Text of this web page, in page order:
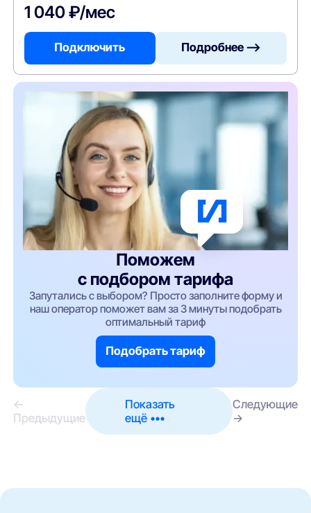
1 040 ₽/мес
Подключить Подробнее —>
Поможем
с подбором тарифа
Запутались с выбором? Просто заполните форму и
наш оператор поможет вам за 3 минуты подобрать
оптимальный тариф
Подобрать тариф
←
Предыдущие
Показать
ещё •••
Следующие
→